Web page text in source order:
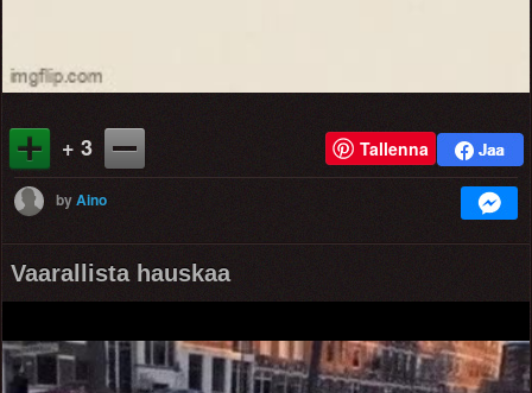
+ 3 Tallenna
byAino
Vaarallista hauskaa